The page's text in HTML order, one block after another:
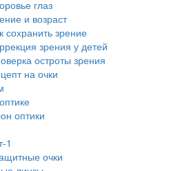
глаз
и возраст
сохранить зрение
зрения у детей
остроты зрения
на очки
оптики
1
очки